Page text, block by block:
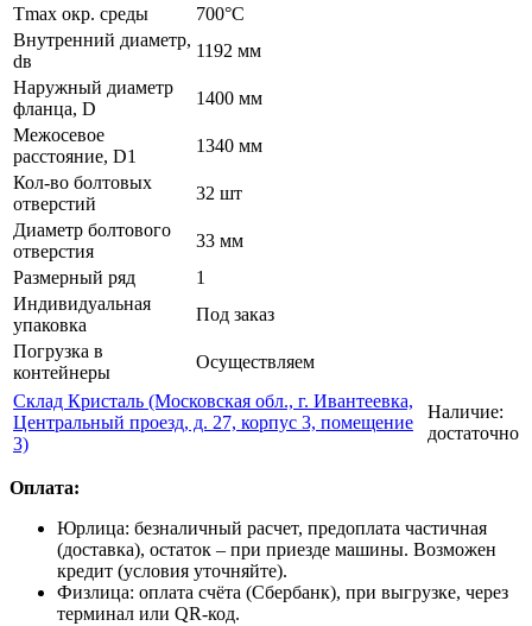
Tmax окр. среды
700°C
Внутренний диаметр,
dв
1192 мм
Наружный диаметр
фланца, D
1400 мм
Межосевое
расстояние, D1
1340 мм
Кол-во болтовых
отверстий
32 шт
Диаметр болтового
отверстия
33 мм
Размерный ряд
1
Индивидуальная
упаковка
Под заказ
Погрузка в
контейнеры
Осуществляем
Склад Кристаль (Московская обл., г. Ивантеевка,
Центральный проезд, д. 27, корпус 3, помещение
3)
Наличие:
достаточно
Оплата:
Юрлица: безналичный расчет, предоплата частичная
(доставка), остаток – при приезде машины. Возможен
кредит (условия уточняйте).
Физлица: оплата счёта (Сбербанк), при выгрузке, через
терминал или QR-код.